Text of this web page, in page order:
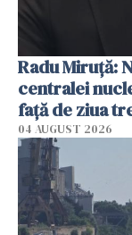
Radu Miruţă:
centralei
faţă de ziua
04 AUGUST 2026